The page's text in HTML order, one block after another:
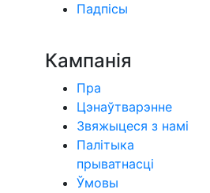
Падпісы
Кампанія
Пра
Цэнаўтварэнне
Звяжыцеся з намі
Палітыка
прыватнасці
Ўмовы